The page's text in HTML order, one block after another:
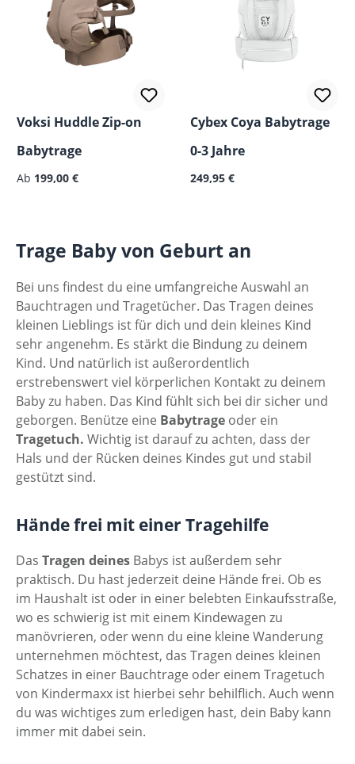
Voksi Huddle Zip-on
Babytrage
Ab 199,00 €
Cybex Coya Babytrage
0-3 Jahre
Regulärer Preis:
249,95 €
Trage Baby von Geburt an
Bei uns findest du eine umfangreiche Auswahl an
Bauchtragen und Tragetücher. Das Tragen deines
kleinen Lieblings ist für dich und dein kleines Kind
sehr angenehm. Es stärkt die Bindung zu deinem
Kind. Und natürlich ist außerordentlich
erstrebenswert viel körperlichen Kontakt zu deinem
Baby zu haben. Das Kind fühlt sich bei dir sicher und
geborgen. Benütze eine Babytrage oder ein
Tragetuch. Wichtig ist darauf zu achten, dass der
Hals und der Rücken deines Kindes gut und stabil
gestützt sind.
Hände frei mit einer Tragehilfe
Das Tragen deines Babys ist außerdem sehr
praktisch. Du hast jederzeit deine Hände frei. Ob es
im Haushalt ist oder in einer belebten Einkaufsstraße,
wo es schwierig ist mit einem Kindewagen zu
manövrieren, oder wenn du eine kleine Wanderung
unternehmen möchtest, das Tragen deines kleinen
Schatzes in einer Bauchtrage oder einem Tragetuch
von Kindermaxx ist hierbei sehr behilflich. Auch wenn
du was wichtiges zum erledigen hast, dein Baby kann
immer mit dabei sein.